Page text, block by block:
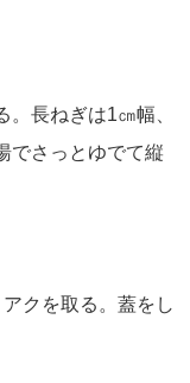
長ねぎは1㎝幅、
でさっとゆでて縦
クを取る。蓋をし